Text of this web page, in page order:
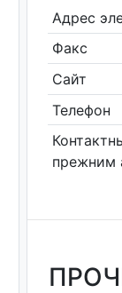
Адрес
Факс
Сайт
Телефон
прежним